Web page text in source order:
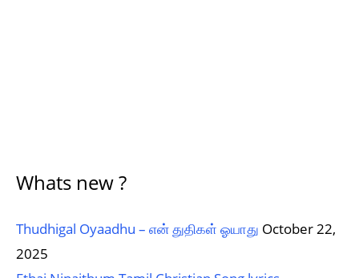
Whats new ?
Thudhigal Oyaadhu – என் துதிகள் ஓயாது October 22,
2025